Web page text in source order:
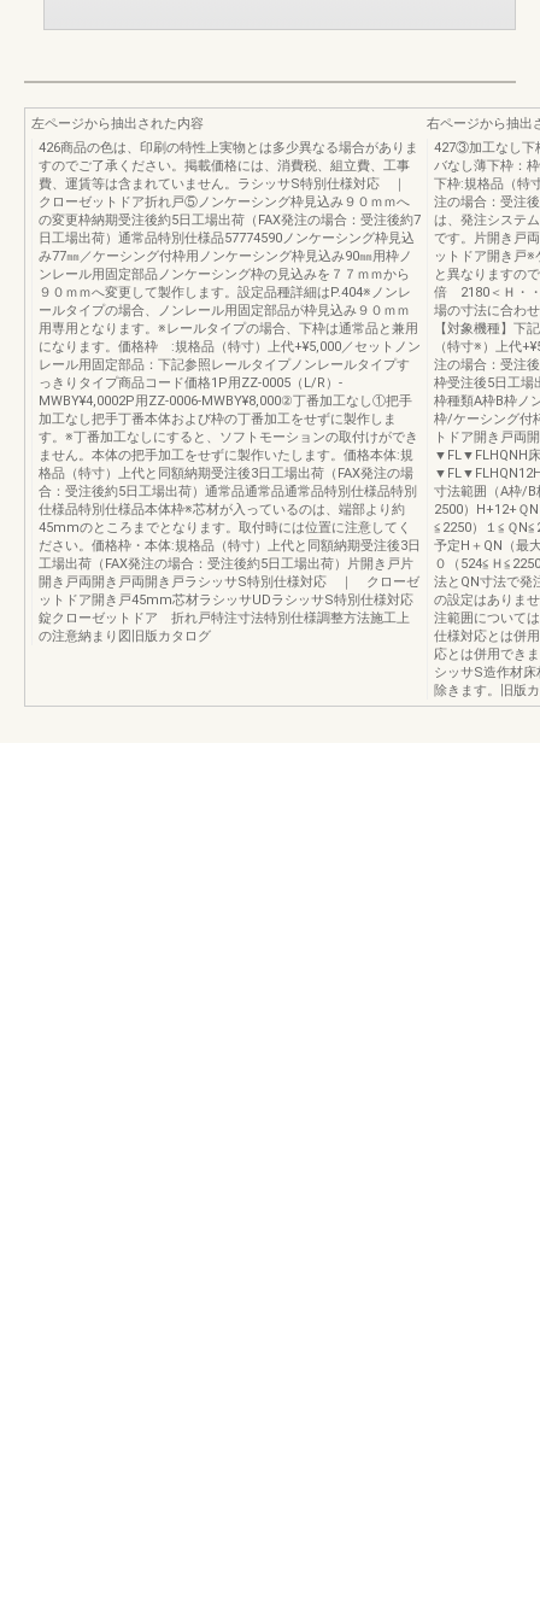
左ページから抽出された内容
426商品の色は、印刷の特性上実物とは多少異なる場合がありま
すのでご了承ください。掲載価格には、消費税、組立費、工事
費、運賃等は含まれていません。ラシッサS特別仕様対応 ｜
クローゼットドア折れ戸⑤ノンケーシング枠見込み９０ｍｍへ
の変更枠納期受注後約5日工場出荷（FAX発注の場合：受注後約7
日工場出荷）通常品特別仕様品57774590ノンケーシング枠見込
み77㎜／ケーシング付枠用ノンケーシング枠見込み90㎜用枠ノ
ンレール用固定部品ノンケーシング枠の見込みを７７ｍｍから
９０ｍｍへ変更して製作します。設定品種詳細はP.404※ノンレ
ールタイプの場合、ノンレール用固定部品が枠見込み９０ｍｍ
用専用となります。※レールタイプの場合、下枠は通常品と兼用
になります。価格枠 :規格品（特寸）上代+¥5,000／セットノン
レール用固定部品：下記参照レールタイプノンレールタイプす
っきりタイプ商品コード価格1P用ZZ-0005（L/R）-
MWBY¥4,0002P用ZZ-0006-MWBY¥8,000②丁番加工なし①把手
加工なし把手丁番本体および枠の丁番加工をせずに製作しま
す。※丁番加工なしにすると、ソフトモーションの取付けができ
ません。本体の把手加工をせずに製作いたします。価格本体:規
格品（特寸）上代と同額納期受注後3日工場出荷（FAX発注の場
合：受注後約5日工場出荷）通常品通常品通常品特別仕様品特別
仕様品特別仕様品本体枠※芯材が入っているのは、端部より約
45mmのところまでとなります。取付時には位置に注意してく
ださい。価格枠・本体:規格品（特寸）上代と同額納期受注後3日
工場出荷（FAX発注の場合：受注後約5日工場出荷）片開き戸片
開き戸両開き戸両開き戸ラシッサS特別仕様対応 ｜ クローゼ
ットドア開き戸45mm芯材ラシッサUDラシッサS特別仕様対応
錠クローゼットドア 折れ戸特注寸法特別仕様調整方法施工上
の注意納まり図旧版カタログ
右ページから抽出
427③加工なし下
バなし薄下枠：
下枠:規格品（特
注の場合：受注
は、発注システ
です。片開き戸
ットドア開き戸
と異なりますの
倍 2180＜Ｈ・
場の寸法に合わ
【対象機種】下
（特寸※）上代
注の場合：受注
枠受注後5日工場
枠種類A枠B枠ノ
枠/ケーシング付
トドア開き戸両
▼FL▼FLHQNH
寸法範囲（A枠/B
2500）H+12+Ｑ
≦2250）１≦Ｑ
予定H＋QN（最
０（524≦Ｈ
法とQN寸法で発
の設定はありま
注範囲について
仕様対応とは併
応とは併用でき
シッサS造作材
除きます。旧版